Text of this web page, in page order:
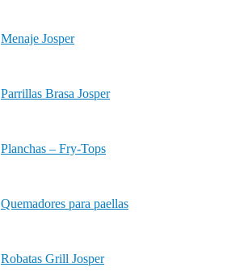
Menaje Josper
Parrillas Brasa Josper
Planchas – Fry-Tops
Quemadores para paellas
Robatas Grill Josper